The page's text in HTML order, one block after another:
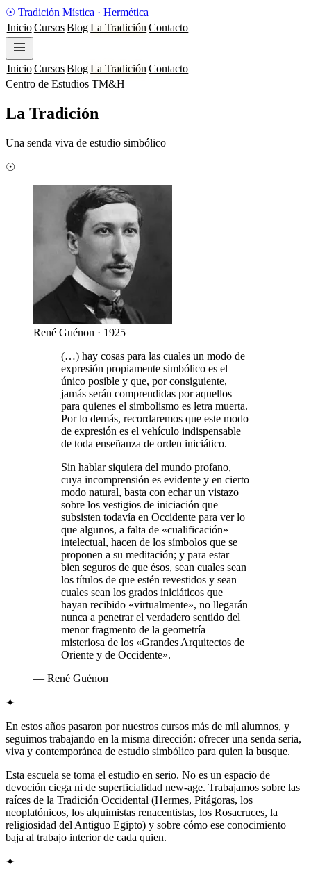
☉ Tradición Mística · Hermética
Inicio CursosBlogLa Tradición Contacto
Inicio CursosBlogLa Tradición Contacto
Centro de Estudios TM&H
La Tradición
Una senda viva de estudio simbólico
☉
René Guénon · 1925
(…) hay cosas para las cuales un modo de
expresión propiamente simbólico es el
único posible y que, por consiguiente,
jamás serán comprendidas por aquellos
para quienes el simbolismo es letra muerta.
Por lo demás, recordaremos que este modo
de expresión es el vehículo indispensable
de toda enseñanza de orden iniciático.
Sin hablar siquiera del mundo profano,
cuya incomprensión es evidente y en cierto
modo natural, basta con echar un vistazo
sobre los vestigios de iniciación que
subsisten todavía en Occidente para ver lo
que algunos, a falta de «cualificación»
intelectual, hacen de los símbolos que se
proponen a su meditación; y para estar
bien seguros de que ésos, sean cuales sean
los títulos de que estén revestidos y sean
cuales sean los grados iniciáticos que
hayan recibido «virtualmente», no llegarán
nunca a penetrar el verdadero sentido del
menor fragmento de la geometría
misteriosa de los «Grandes Arquitectos de
Oriente y de Occidente».
— René Guénon
✦
En estos años pasaron por nuestros cursos más de mil alumnos, y
seguimos trabajando en la misma dirección: ofrecer una senda seria,
viva y contemporánea de estudio simbólico para quien la busque.
Esta escuela se toma el estudio en serio. No es un espacio de
devoción ciega ni de superficialidad new-age. Trabajamos sobre las
raíces de la Tradición Occidental (Hermes, Pitágoras, los
neoplatónicos, los alquimistas renacentistas, los Rosacruces, la
religiosidad del Antiguo Egipto) y sobre cómo ese conocimiento
baja al trabajo interior de cada quien.
✦